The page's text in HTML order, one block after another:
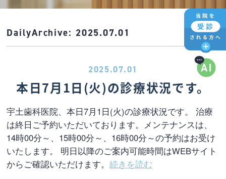
DailyArchive: 2025.07.01
2025.07.01
本日7月1日(火)の診療状況です。
宇土歯科医院、本日7月1日(火)の診療状況です。 治療
は終日ご予約いただいております。メンテナンスは、
14時00分～、15時00分～、16時00分～の予約はお受け
いたします。 明日以降のご案内可能時間はWEBサイト
からご確認いただけます。続きを読む